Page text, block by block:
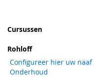
Cursussen
Rohloff
Configureer hier uw naaf
Onderhoud